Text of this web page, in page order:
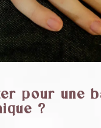
pour une
?